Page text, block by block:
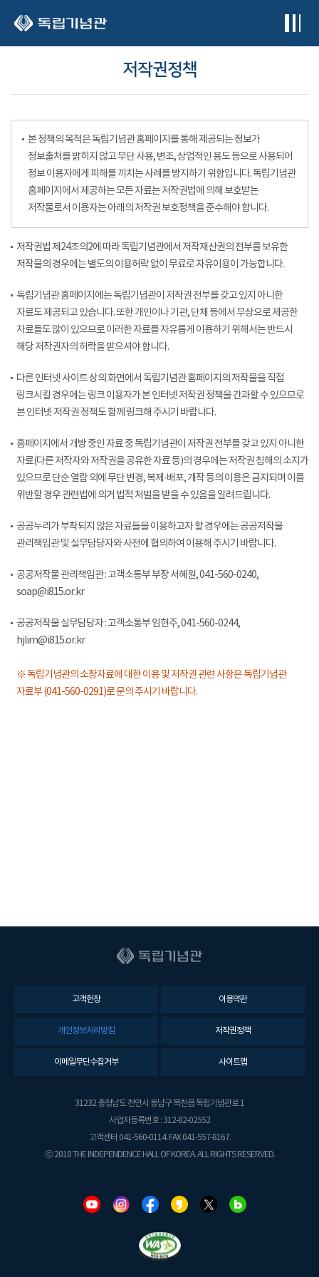
저작권정책
본 정책의 목적은 독립기념관 홈페이지를 통해 제공되는 정보가
정보출처를 밝히지 않고 무단 사용, 변조, 상업적인 용도 등으로 사용되어
정보 이용자에게 피해를 끼치는 사례를 방지하기 위함입니다. 독립기념관
홈페이지에서 제공하는 모든 자료는 저작권법에 의해 보호받는
저작물로서 이용자는 아래의 저작권 보호정책을 준수해야 합니다.
저작권법 제24조의2에 따라 독립기념관에서 저작재산권의 전부를 보유한
저작물의 경우에는 별도의 이용허락 없이 무료로 자유이용이 가능합니다.
독립기념관 홈페이지에는 독립기념관이 저작권 전부를 갖고 있지 아니한
자료도 제공되고 있습니다. 또한 개인이나 기관, 단체 등에서 무상으로 제공한
자료들도 많이 있으므로 이러한 자료를 자유롭게 이용하기 위해서는 반드시
해당 저작권자의 허락을 받으셔야 합니다.
다른 인터넷 사이트 상의 화면에서 독립기념관 홈페이지의 저작물을 직접
링크시킬 경우에는 링크 이용자가 본 인터넷 저작권 정책을 간과할 수 있으므로
본 인터넷 저작권 정책도 함께 링크해 주시기 바랍니다.
홈페이지에서 개방 중인 자료 중 독립기념관이 저작권 전부를 갖고 있지 아니한
자료(다른 저작자와 저작권을 공유한 자료 등)의 경우에는 저작권 침해의 소지가
있으므로 단순 열람 외에 무단 변경, 복제·배포, 개작 등의 이용은 금지되며 이를
위반할 경우 관련법에 의거 법적 처벌을 받을 수 있음을 알려드립니다.
공공누리가 부착되지 않은 자료들을 이용하고자 할 경우에는 공공저작물
관리책임관 및 실무담당자와 사전에 협의하여 이용해 주시기 바랍니다.
공공저작물 관리책임관 : 고객소통부 부장 서혜원, 041-560-0240,
soap@i815.or.kr
공공저작물 실무담당자 : 고객소통부 임현주, 041-560-0244,
hjlim@i815.or.kr
※ 독립기념관의 소장자료에 대한 이용 및 저작권 관련 사항은 독립기념관
자료부 (041-560-0291)로 문의 주시기 바랍니다.
고객헌장 이용약관
개인정보처리방침 저작권정책
이메일무단수집거부 사이트맵
31232 충청남도 천안시 동남구 목천읍 독립기념관로 1
사업자등록번호 : 312-82-02552
고객센터 041-560-0114. FAX 041-557-8167.
ⓒ 2018 THE INDEPENDENCE HALL OF KOREA. ALL RIGHTS RESERVED.